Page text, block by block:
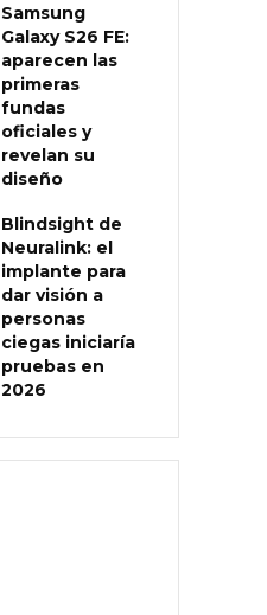
Samsung
Galaxy S26 FE:
aparecen las
primeras
fundas
oficiales y
revelan su
diseño
Blindsight de
Neuralink: el
implante para
dar visión a
personas
ciegas iniciaría
pruebas en
2026